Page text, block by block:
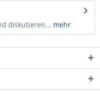
diskutieren... mehr